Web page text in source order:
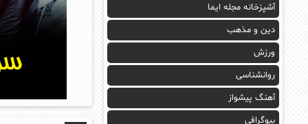
آشپزخانه مجله ایما
دین و مذهب
ورزش
روانشناسی
آهنگ پیشواز
بیوگرافی